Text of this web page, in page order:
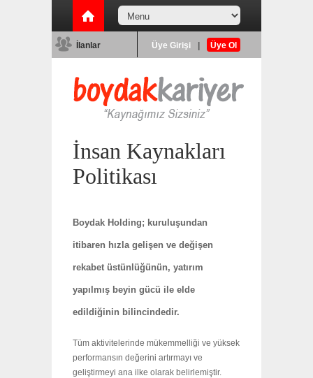
İlanlar Üye Girişi Üye Ol
İnsan Kaynakları
Politikası
Boydak Holding; kuruluşundan
itibaren hızla gelişen ve değişen
rekabet üstünlüğünün, yatırım
yapılmış beyin gücü ile elde
edildiğinin bilincindedir.
Tüm aktivitelerinde mükemmelliği ve yüksek
performansın değerini artırmayı ve
geliştirmeyi ana ilke olarak belirlemiştir.